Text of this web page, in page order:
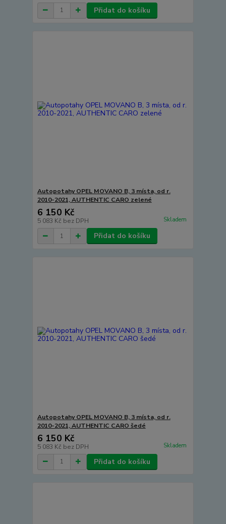
Přidat do košíku
Autopotahy OPEL MOVANO B, 3 místa, od r.
2010-2021, AUTHENTIC CARO zelené
6 150 Kč
5 083 Kč bez DPH Skladem
Přidat do košíku
Autopotahy OPEL MOVANO B, 3 místa, od r.
2010-2021, AUTHENTIC CARO šedé
6 150 Kč
5 083 Kč bez DPH Skladem
Přidat do košíku